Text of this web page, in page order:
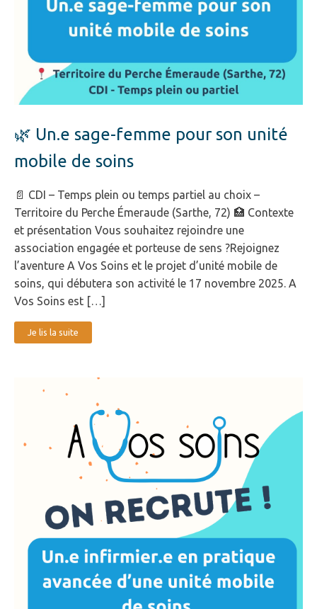
🌿 Un.e sage-femme pour son unité
mobile de soins
📄 CDI – Temps plein ou temps partiel au choix –
Territoire du Perche Émeraude (Sarthe, 72) 🏥 Contexte
et présentation Vous souhaitez rejoindre une
association engagée et porteuse de sens ?Rejoignez
l’aventure A Vos Soins et le projet d’unité mobile de
soins, qui débutera son activité le 17 novembre 2025. A
Vos Soins est […]
Je lis la suite